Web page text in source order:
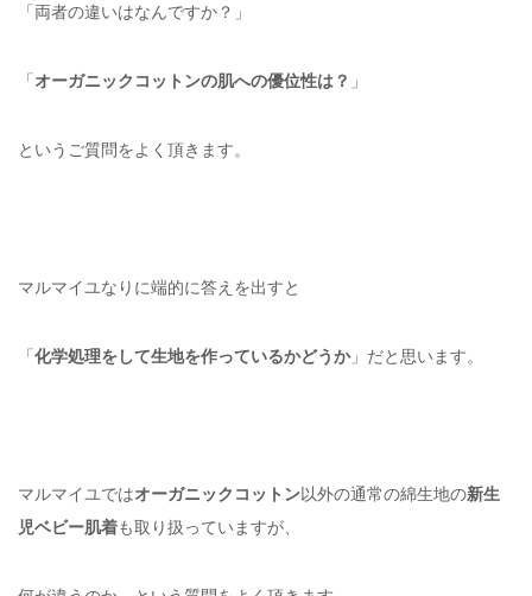
「両者の違いはなんですか？」
「 オーガニックコットンの肌への優位性は？ 」
というご質問をよく頂きます。
マルマイユなりに端的に答えを出すと
「 化学処理をして生地を作っているかどうか」だと思います。
マルマイユではオーガニックコットン以外の通常の綿生地の新生
児ベビー肌着も取り扱っていますが、